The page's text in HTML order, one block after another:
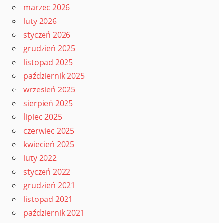
marzec 2026
luty 2026
styczeń 2026
grudzień 2025
listopad 2025
październik 2025
wrzesień 2025
sierpień 2025
lipiec 2025
czerwiec 2025
kwiecień 2025
luty 2022
styczeń 2022
grudzień 2021
listopad 2021
październik 2021